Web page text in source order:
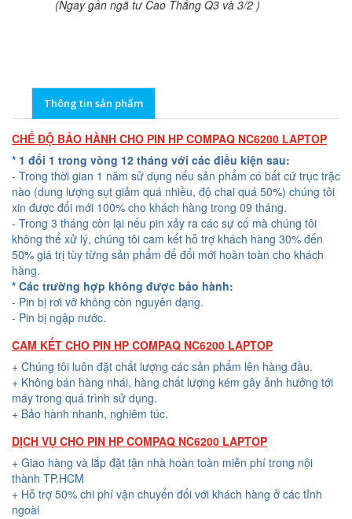
(Ngay gần ngã tư Cao Thắng Q3 và 3/2 )
Thông tin sản phẩm
CHẾ ĐỘ BẢO HÀNH CHO PIN HP COMPAQ NC6200 LAPTOP
* 1 đổi 1 trong vòng 12 tháng với các điều kiện sau:
- Trong thời gian 1 năm sử dụng nếu sản phẩm có bất cứ trục trặc
nào (dung lượng sụt giảm quá nhiều, độ chai quá 50%) chúng tôi
xin được đổi mới 100% cho khách hàng trong 09 tháng.
- Trong 3 tháng còn lại nếu pin xảy ra các sự cố mà chúng tôi
không thể xử lý, chúng tôi cam kết hỗ trợ khách hàng 30% đến
50% giá trị tùy từng sản phẩm để đổi mới hoàn toàn cho khách
hàng.
* Các trường hợp không được bảo hành:
- Pin bị rơi vỡ không còn nguyên dạng.
- Pin bị ngập nước.
CAM KẾT CHO PIN HP COMPAQ NC6200 LAPTOP
+ Chúng tôi luôn đặt chất lượng các sản phẩm lên hàng đầu.
+ Không bán hàng nhái, hàng chất lượng kém gây ảnh hưởng tới
máy trong quá trình sử dụng.
+ Bảo hành nhanh, nghiêm túc.
DỊCH VỤ CHO PIN HP COMPAQ NC6200 LAPTOP
+ Giao hàng và lắp đặt tận nhà hoàn toàn miễn phí trong nội
thành TP.HCM
+ Hỗ trợ 50% chi phí vận chuyển đối với khách hàng ở các tỉnh
ngoài